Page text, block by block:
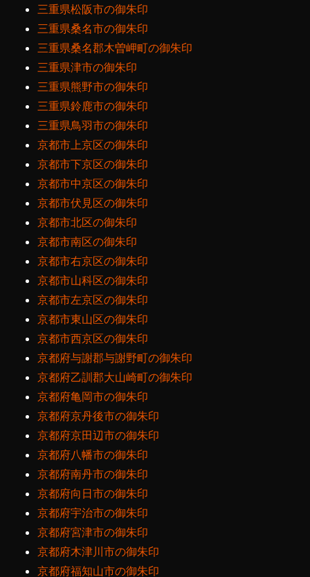
三重県松阪市の御朱印
三重県桑名市の御朱印
三重県桑名郡木曽岬町の御朱印
三重県津市の御朱印
三重県熊野市の御朱印
三重県鈴鹿市の御朱印
三重県鳥羽市の御朱印
京都市上京区の御朱印
京都市下京区の御朱印
京都市中京区の御朱印
京都市伏見区の御朱印
京都市北区の御朱印
京都市南区の御朱印
京都市右京区の御朱印
京都市山科区の御朱印
京都市左京区の御朱印
京都市東山区の御朱印
京都市西京区の御朱印
京都府与謝郡与謝野町の御朱印
京都府乙訓郡大山崎町の御朱印
京都府亀岡市の御朱印
京都府京丹後市の御朱印
京都府京田辺市の御朱印
京都府八幡市の御朱印
京都府南丹市の御朱印
京都府向日市の御朱印
京都府宇治市の御朱印
京都府宮津市の御朱印
京都府木津川市の御朱印
京都府福知山市の御朱印